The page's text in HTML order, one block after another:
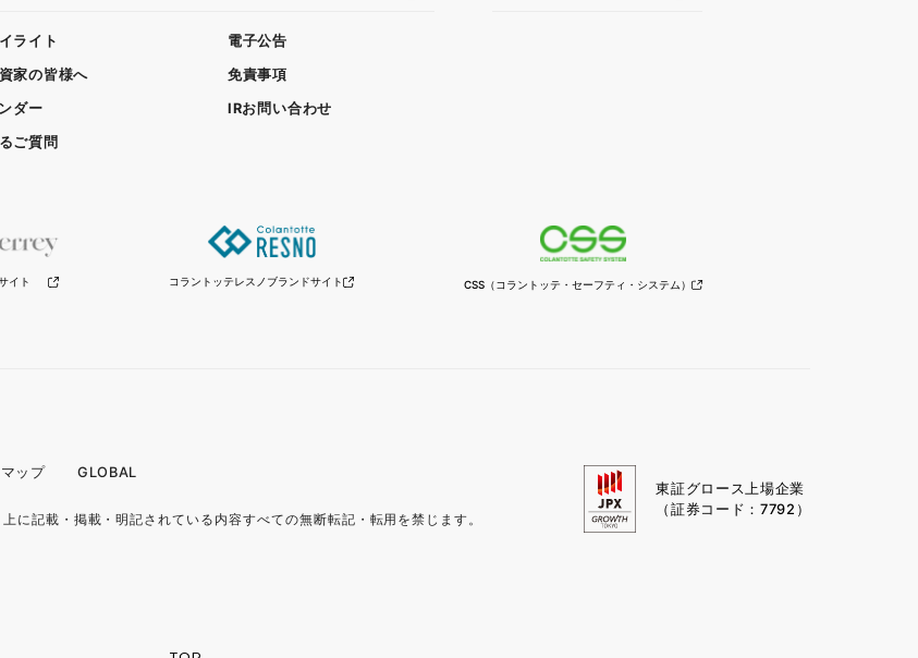
ライト
家の皆様へ
ダー
ご質問
電子公告
免責事項
IRお問い合わせ
イト コラントッテレスノ ブランドサイト CSS （コラントッテ・セーフティ・ システム）
ップ GLOBAL
に記載・掲載・明記されている内容すべての無断転記・転用を禁じます。
東証グロース上場企業
（証券コード：7792）